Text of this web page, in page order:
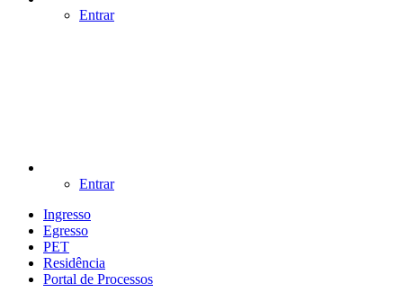
Entrar
Entrar
Ingresso
Egresso
PET
Residência
Portal de Processos